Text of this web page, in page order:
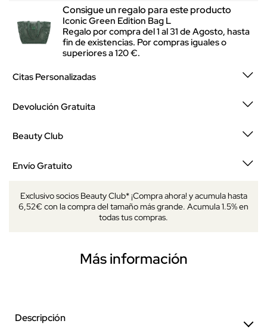
Consigue un regalo para este producto
Iconic Green Edition Bag L
Regalo por compra del 1 al 31 de Agosto, hasta
fin de existencias. Por compras iguales o
superiores a 120 €.
Citas Personalizadas
Devolución Gratuita
Beauty Club
Envío Gratuito
Exclusivo socios Beauty Club* ¡Compra ahora! y acumula hasta
6,52€ con la compra del tamaño más grande. Acumula 1.5% en
todas tus compras.
Más información
Descripción